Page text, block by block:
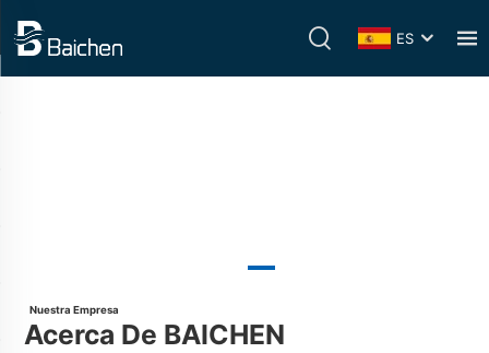
ES
Nuestra Empresa
Acerca De BAICHEN